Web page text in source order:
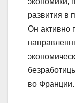
развития в
Он активно
во Франции.